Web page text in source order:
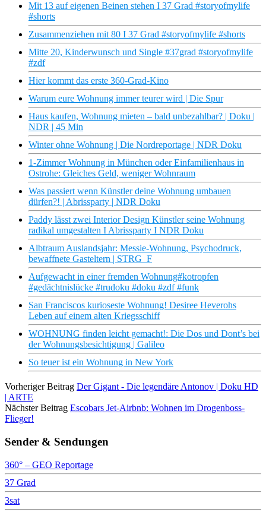
Mit 13 auf eigenen Beinen stehen I 37 Grad #storyofmylife
#shorts
Zusammenziehen mit 80 I 37 Grad #storyofmylife #shorts
Mitte 20, Kinderwunsch und Single #37grad #storyofmylife
#zdf
Hier kommt das erste 360-Grad-Kino
Warum eure Wohnung immer teurer wird | Die Spur
Haus kaufen, Wohnung mieten – bald unbezahlbar? | Doku |
NDR | 45 Min
Winter ohne Wohnung | Die Nordreportage | NDR Doku
1-Zimmer Wohnung in München oder Einfamilienhaus in
Ostrohe: Gleiches Geld, weniger Wohnraum
Was passiert wenn Künstler deine Wohnung umbauen
dürfen?! | Abrissparty | NDR Doku
Paddy lässt zwei Interior Design Künstler seine Wohnung
radikal umgestalten I Abrissparty I NDR Doku
Albtraum Auslandsjahr: Messie-Wohnung, Psychodruck,
bewaffnete Gasteltern | STRG_F
Aufgewacht in einer fremden Wohnung#kotropfen
#gedächtnislücke #trudoku #doku #zdf #funk
San Franciscos kurioseste Wohnung! Desiree Heverohs
Leben auf einem alten Kriegsschiff
WOHNUNG finden leicht gemacht!: Die Dos und Dont’s bei
der Wohnungsbesichtigung | Galileo
So teuer ist ein Wohnung in New York
Vorheriger Beitrag Der Gigant - Die legendäre Antonov | Doku HD
| ARTE
Nächster Beitrag Escobars Jet-Airbnb: Wohnen im Drogenboss-
Flieger!
Sender & Sendungen
360° – GEO Reportage
37 Grad
3sat